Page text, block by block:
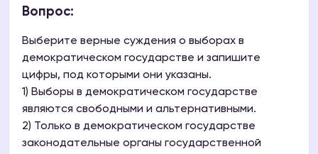
Вопрос:
Выберите верные суждения о выборах в
демократическом государстве и запишите
цифры, под которыми они указаны.
1) Выборы в демократическом государстве
являются свободными и альтернативными.
2) Только в демократическом государстве
законодательные органы государственной